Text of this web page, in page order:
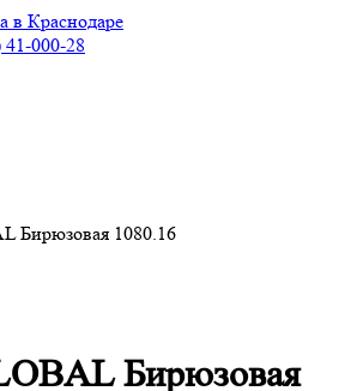
000-28
Бирюзовая 1080.16
Бирюзовая